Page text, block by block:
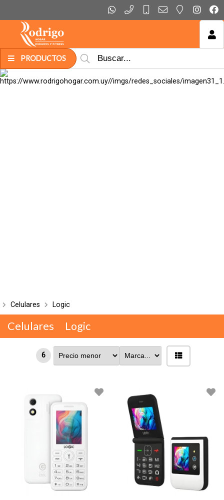
PRODUCTOS
MI COMPRA
Celulares Logic
Celulares Logic
6